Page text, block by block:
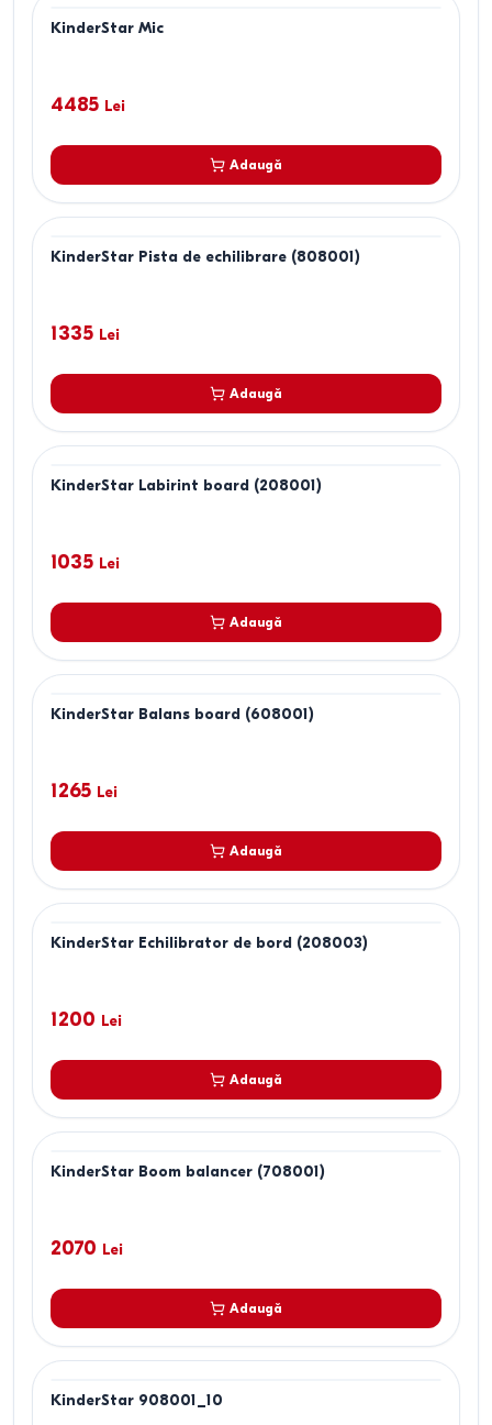
KinderStar Mic
4485 Lei
Adaugă
KinderStar Pista de echilibrare (808001)
1335 Lei
Adaugă
KinderStar Labirint board (208001)
1035 Lei
Adaugă
KinderStar Balans board (608001)
1265 Lei
Adaugă
KinderStar Echilibrator de bord (208003)
1200 Lei
Adaugă
KinderStar Boom balancer (708001)
2070 Lei
Adaugă
KinderStar 908001_10